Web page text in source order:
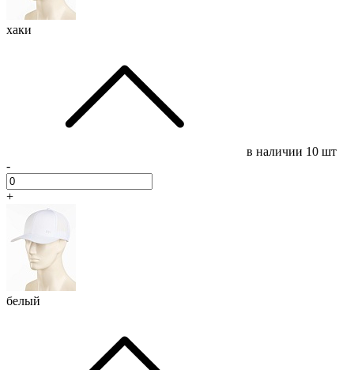
хаки
в наличии 10 шт
-
+
белый